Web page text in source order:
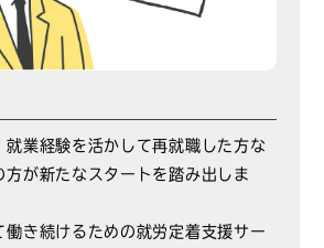
就業経験を活かして再就職した方な
方が新たなスタートを踏み出しま
働き続けるための就労定着支援サー